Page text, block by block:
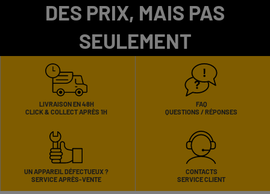
DES PRIX, MAIS PAS
SEULEMENT
LIVRAISON EN 48H
CLICK & COLLECT APRÈS 1H
FAQ
QUESTIONS / RÉPONSES
UN APPAREIL DÉFECTUEUX ?
SERVICE APRÈS-VENTE
CONTACTS
SERVICE CLIENT